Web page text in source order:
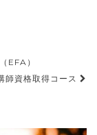
EFA）
師資格取得コース